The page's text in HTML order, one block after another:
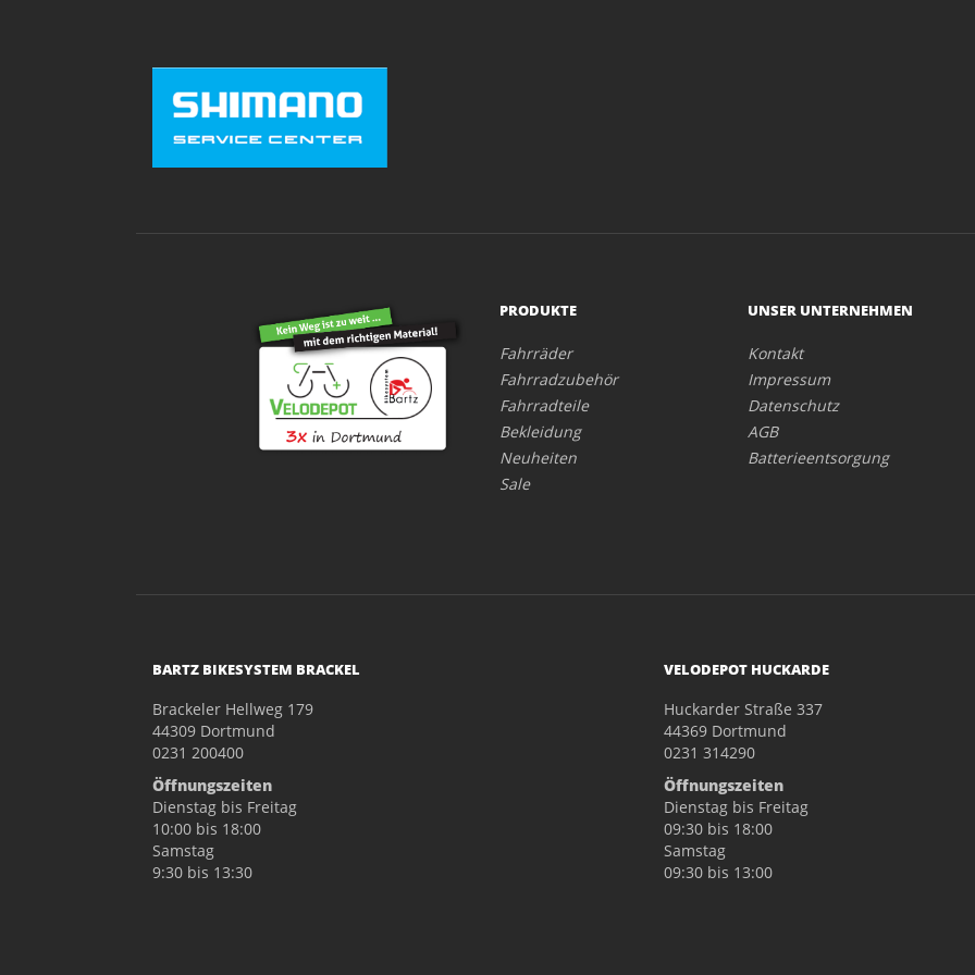
PRODUKTE
Fahrräder
Fahrradzubehör
Fahrradteile
Bekleidung
Neuheiten
Sale
UNSER UNTERNEHMEN
Kontakt
Impressum
Datenschutz
AGB
Batterieentsorgung
BARTZ BIKESYSTEM BRACKEL
Brackeler Hellweg 179
44309 Dortmund
0231 200400
Öffnungszeiten
Dienstag bis Freitag
10:00 bis 18:00
Samstag
9:30 bis 13:30
VELODEPOT HUCKARDE
Huckarder Straße 337
44369 Dortmund
0231 314290
Öffnungszeiten
Dienstag bis Freitag
09:30 bis 18:00
Samstag
09:30 bis 13:00